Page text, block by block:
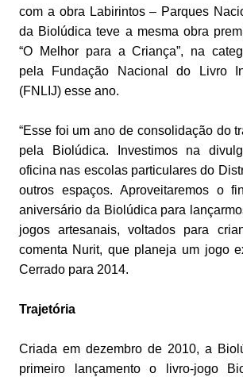
com a obra Labirintos – Parques
da Biolúdica teve a mesma obra
“O Melhor para a Criança”, na
pela Fundação Nacional do Livro
(FNLIJ) esse ano.
“Esse foi um ano de consolidação do
pela Biolúdica. Investimos na
oficina nas escolas particulares do
outros espaços. Aproveitaremos o
aniversário da Biolúdica para
jogos artesanais, voltados para
comenta Nurit, que planeja um jogo
Cerrado para 2014.
Trajetória
Criada em dezembro de 2010, a
primeiro lançamento o livro-jogo